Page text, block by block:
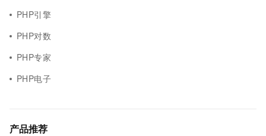
PHP引擎
PHP对数
PHP专家
PHP电子
产品推荐